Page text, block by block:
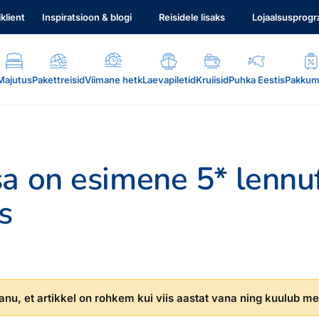
Inspiratsioon & blogi Reisidele lisaks
PakettreisidViimane hetkLaevapiletidKruiisidPuhka Eestis
on esimene 5*
et artikkel on rohkem kui viis aastat vana ning kuulub